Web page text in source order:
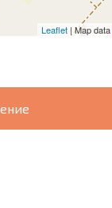
Leaflet | Map data